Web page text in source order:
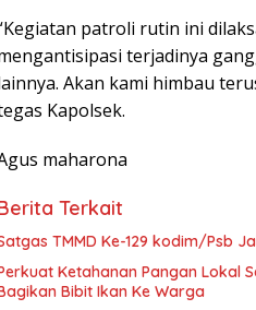
patroli rutin ini
terjadinya
Akan kami himbau
Kapolsek.
maharona
Terkait
TMMD Ke-129 kodim/Psb
Ketahanan Pangan Lokal
Bibit Ikan Ke Warga